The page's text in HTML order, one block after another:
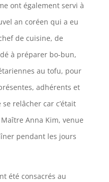
ont également servi à
an coréen qui a eu
de cuisine, de
à préparer bo-bun,
au tofu, pour
adhérents et
se relâcher car c’était
Anna Kim, venue
pendant les jours
été consacrés au